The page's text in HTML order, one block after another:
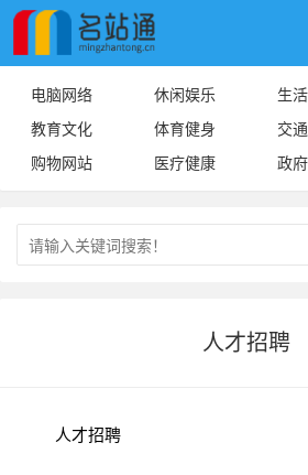
电脑网络 休闲娱乐 生
教育文化
体育健身 交
购物网站
医疗健康 政
人才招聘
人才招聘